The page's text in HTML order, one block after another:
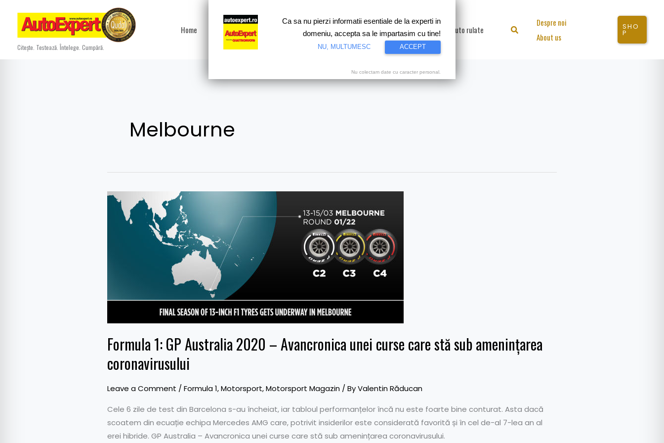
content
Citește. Testează. Întelege. Cumpără.
Home Test drive Motorsport Proiecte speciale Video Auto rulate Search
Despre noi
About us
SHO
P
Melbourne
Formula 1: GP Australia 2020 – Avancronica unei curse care stă sub amenințarea
coronavirusului
Leave a Comment / Formula 1,Motorsport,Motorsport Magazin / ByValentin Răducan
Cele 6 zile de test din Barcelona s-au încheiat, iar tabloul performanțelor încă nu este foarte bine conturat. Asta dacă
scoatem din ecuație echipa Mercedes AMG care, potrivit insiderilor este considerată favorită și în cel de-al 7-lea an al
erei hibride. GP Australia – Avancronica unei curse care stă sub amenințarea coronavirusului.
Formula
curse
sub
amenințarea
coronavirusului
Ca sa nu pierzi informatii esentiale de la experti in
domeniu, accepta sa le impartasim cu tine!
NU, MULTUMESC ACCEPT
Nu colectam date cu caracter personal.